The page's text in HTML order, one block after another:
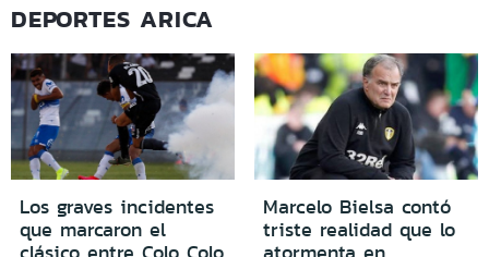
DEPORTES ARICA
Los graves incidentes
que marcaron el
Marcelo Bielsa contó
triste realidad que lo